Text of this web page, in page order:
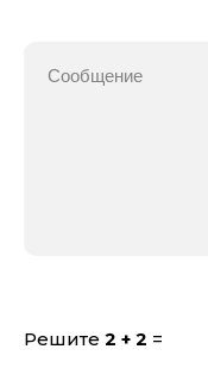
Решите 2 + 2 =